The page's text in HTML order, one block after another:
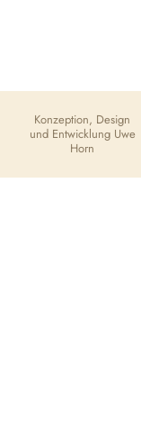
Konzeption, Design
und Entwicklung Uwe
Horn